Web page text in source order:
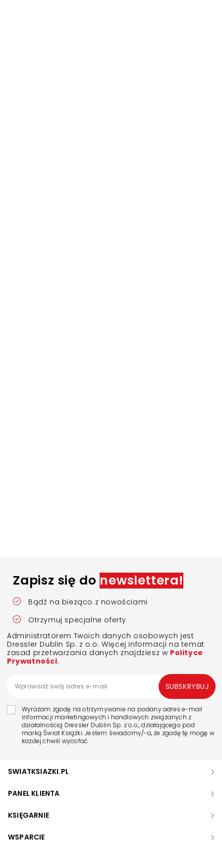
Zapisz się do newslettera!
Bądź na bieżąco z nowościami
Otrzymuj specjalne oferty
Administratorem Twoich danych osobowych jest
Dressler Dublin Sp. z o.o. Więcej informacji na temat
zasad przetwarzania danych znajdziesz w Polityce
Prywatności.
Wyrażam zgodę na otrzymywanie na podany adres e-mail
informacji marketingowych i handlowych związanych z
działalnością Dressler Dublin Sp. z o.o., działającego pod
marką Świat Książki. Jestem świadomy/-a, że zgodę tę mogę w
każdej chwili wycofać.
SUBSKRYBUJ
SWIATKSIAZKI.PL
PANEL KLIENTA
KSIĘGARNIE
WSPARCIE